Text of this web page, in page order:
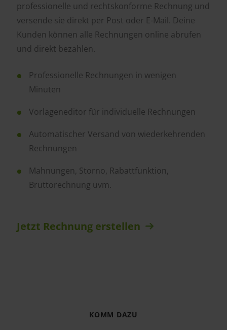
professionelle und rechtskonforme Rechnung und
versende sie direkt per Post oder E-Mail. Deine
Kunden können alle Rechnungen online abrufen
und direkt bezahlen.
Professionelle Rechnungen in wenigen
Minuten
Vorlageneditor für individuelle Rechnungen
Automatischer Versand von wiederkehrenden
Rechnungen
Mahnungen, Storno, Rabattfunktion,
Bruttorechnung uvm.
Jetzt Rechnung erstellen
KOMM DAZU